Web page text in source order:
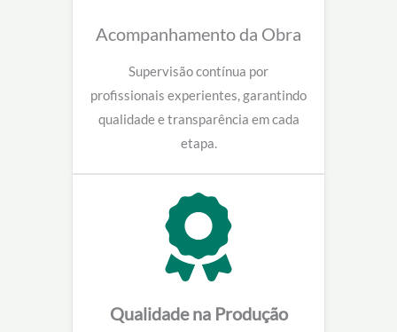
Acompanhamento da Obra
Supervisão contínua por
profissionais experientes, garantindo
qualidade e transparência em cada
etapa.
Qualidade na Produção